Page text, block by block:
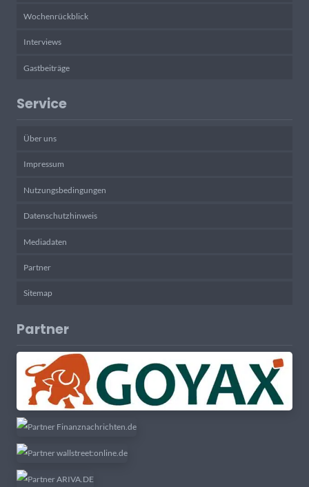
Wochenrückblick
Interviews
Gastbeiträge
Service
Über uns
Impressum
Nutzungsbedingungen
Datenschutzhinweis
Mediadaten
Partner
Sitemap
Partner